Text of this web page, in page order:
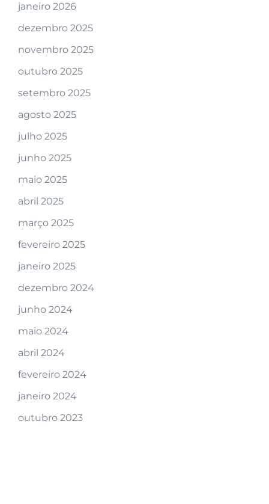
janeiro 2026
dezembro 2025
novembro 2025
outubro 2025
setembro 2025
agosto 2025
julho 2025
junho 2025
maio 2025
abril 2025
março 2025
fevereiro 2025
janeiro 2025
dezembro 2024
junho 2024
maio 2024
abril 2024
fevereiro 2024
janeiro 2024
outubro 2023